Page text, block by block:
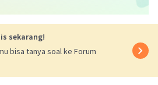
sekarang!
bisa tanya soal ke Forum